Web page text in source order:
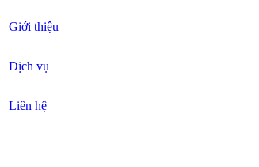
Giới thiệu
Dịch vụ
Liên hệ